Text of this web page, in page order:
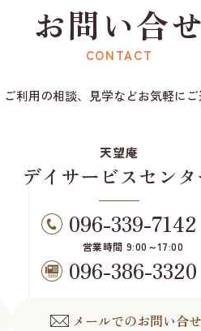
お問い合せ
CONTACT
ご利用の相談、見学などお気軽に
天望庵
デイサービスセン
096-339-7142
営業時間 9:00～17:00
096-386-3320
メールでのお問い合せ